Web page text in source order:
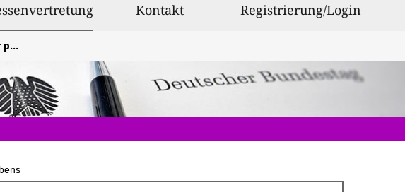
ausgewählt
Kontakt Registrierung/Login